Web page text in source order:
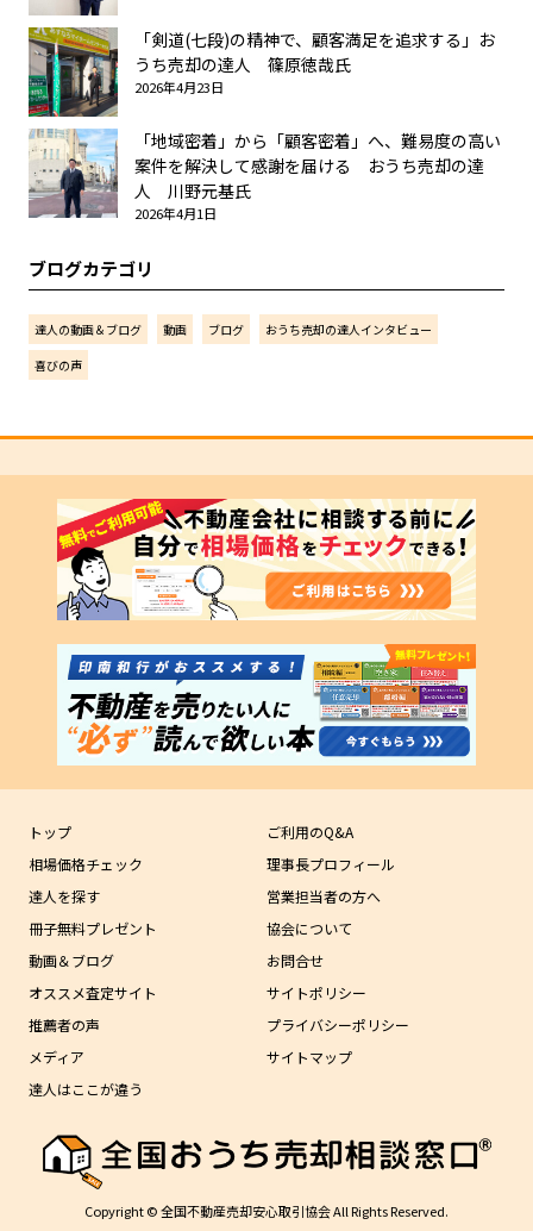
「剣道(七段)の精神で、顧客満足を追求する」お
うち売却の達人 篠原徳哉氏
2026年4月23日
「地域密着」から「顧客密着」へ、難易度の高い
案件を解決して感謝を届ける おうち売却の達
人 川野元基氏
2026年4月1日
ブログカテゴリ
達人の動画＆ブログ 動画 ブログ
おうち売却の達人インタビュー
喜びの声
トップ
相場価格チェック
達人を探す
冊子無料プレゼント
動画＆ブログ
オススメ査定サイト
推薦者の声
メディア
達人はここが違う
ご利用のQ&A
理事長プロフィール
営業担当者の方へ
協会について
お問合せ
サイトポリシー
プライバシーポリシー
サイトマップ
Copyright © 全国不動産売却安心取引協会 All Rights Reserved.